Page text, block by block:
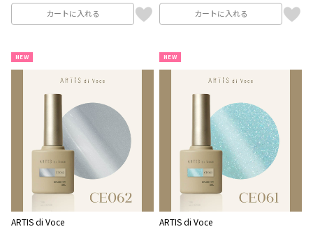
カートに入れる カートに入れる
NEW
ARTIS di Voce
NEW
ARTIS di Voce